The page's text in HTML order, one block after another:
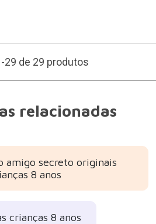
29 de 29 produtos
relacionadas
amigo secreto originais
8 anos
crianças 8 anos